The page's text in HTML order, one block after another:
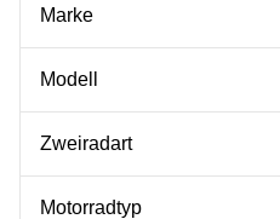
Marke
Modell
Zweiradart
Motorradtyp